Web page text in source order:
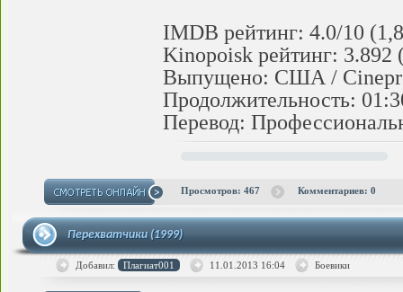
IMDB рейтинг: 4.0/10
Kinopoisk рейтинг: 3.892
Выпущено: США /
Продолжительность:
Перевод:
Просмотров: 467 Комментариев: 0
Перехватчики (1999)
Добавил: Плагиат001 11.01.2013 16:04 Боевики